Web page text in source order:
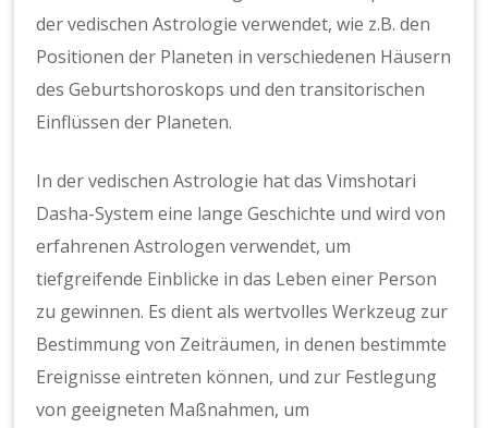
der vedischen Astrologie verwendet, wie z.B. den
Positionen der Planeten in verschiedenen Häusern
des Geburtshoroskops und den transitorischen
Einflüssen der Planeten.
In der vedischen Astrologie hat das Vimshotari
Dasha-System eine lange Geschichte und wird von
erfahrenen Astrologen verwendet, um
tiefgreifende Einblicke in das Leben einer Person
zu gewinnen. Es dient als wertvolles Werkzeug zur
Bestimmung von Zeiträumen, in denen bestimmte
Ereignisse eintreten können, und zur Festlegung
von geeigneten Maßnahmen, um